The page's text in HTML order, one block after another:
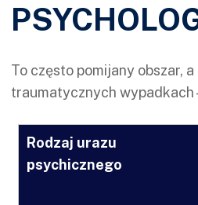
To często pomijany obszar,
traumatycznych wypadkach
Rodzaj urazu
psychicznego